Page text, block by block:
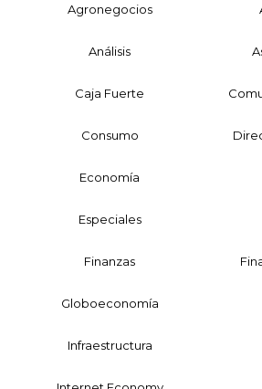
Agronegocios
Análisis
Caja Fuerte
Consumo
Economía
Especiales
Finanzas
Globoeconomía
Infraestructura